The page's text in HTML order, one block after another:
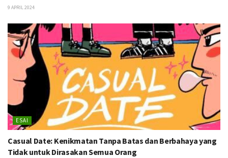
9 APRIL 2024
ESAI
Casual Date: Kenikmatan Tanpa Batas dan Berbahaya yang
Tidak untuk Dirasakan Semua Orang